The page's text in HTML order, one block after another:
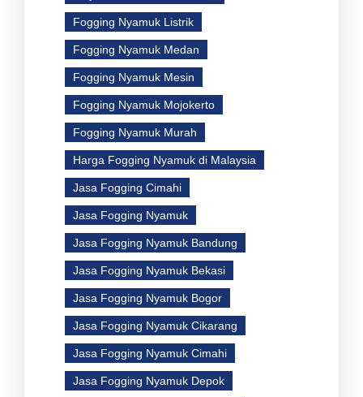
Fogging Nyamuk Listrik
Fogging Nyamuk Medan
Fogging Nyamuk Mesin
Fogging Nyamuk Mojokerto
Fogging Nyamuk Murah
Harga Fogging Nyamuk di Malaysia
Jasa Fogging Cimahi
Jasa Fogging Nyamuk
Jasa Fogging Nyamuk Bandung
Jasa Fogging Nyamuk Bekasi
Jasa Fogging Nyamuk Bogor
Jasa Fogging Nyamuk Cikarang
Jasa Fogging Nyamuk Cimahi
Jasa Fogging Nyamuk Depok